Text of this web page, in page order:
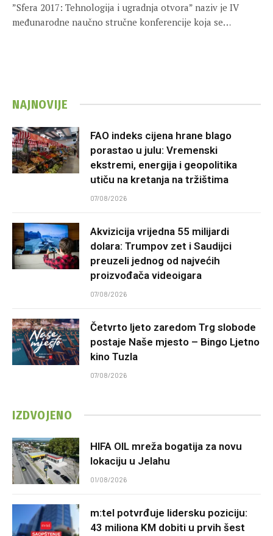
”Sfera 2017: Tehnologija i ugradnja otvora” naziv je IV
međunarodne naučno stručne konferencije koja se…
NAJNOVIJE
FAO indeks cijena hrane blago
porastao u julu: Vremenski
ekstremi, energija i geopolitika
utiču na kretanja na tržištima
07/08/2026
Akvizicija vrijedna 55 milijardi
dolara: Trumpov zet i Saudijci
preuzeli jednog od najvećih
proizvođača videoigara
07/08/2026
Četvrto ljeto zaredom Trg slobode
postaje Naše mjesto – Bingo Ljetno
kino Tuzla
07/08/2026
IZDVOJENO
HIFA OIL mreža bogatija za novu
lokaciju u Jelahu
01/08/2026
m:tel potvrđuje lidersku poziciju:
43 miliona KM dobiti u prvih šest